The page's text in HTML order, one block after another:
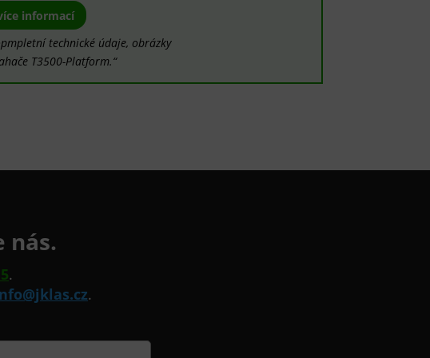
informací
technické údaje, obrázky
T3500-Platform.“
nás.
.
.